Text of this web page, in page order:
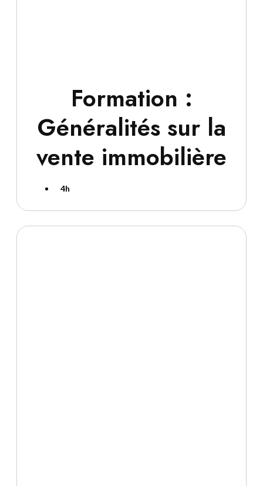
Formation :
Généralités sur la
vente immobilière
4h